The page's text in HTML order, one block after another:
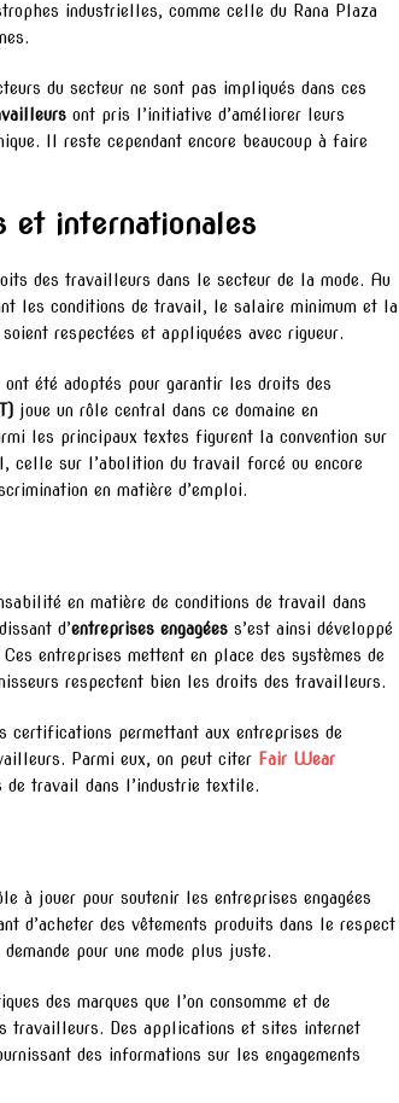
industrielles, comme celle du Rana Plaza
du secteur ne sont pas impliqués dans ces
ont pris l’initiative d’améliorer leurs
Il reste cependant encore beaucoup à faire
et internationales
des travailleurs dans le secteur de la mode. Au
les conditions de travail, le salaire minimum et la
respectées et appliquées avec rigueur.
été adoptés pour garantir les droits des
joue un rôle central dans ce domaine en
les principaux textes figurent la convention sur
celle sur l’abolition du travail forcé ou encore
en matière d’emploi.
en matière de conditions de travail dans
d’entreprises engagées s’est ainsi développé
entreprises mettent en place des systèmes de
respectent bien les droits des travailleurs.
certifications permettant aux entreprises de
Parmi eux, on peut citer Fair Wear
de travail dans l’industrie textile.
à jouer pour soutenir les entreprises engagées
d’acheter des vêtements produits dans le respect
pour une mode plus juste.
des marques que l’on consomme et de
travailleurs. Des applications et sites internet
des informations sur les engagements